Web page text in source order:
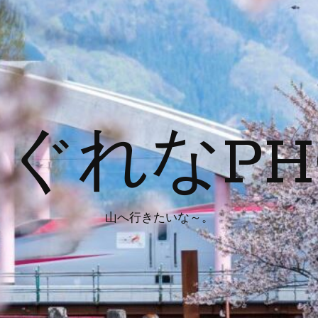
れな
山へ行きたいな～。